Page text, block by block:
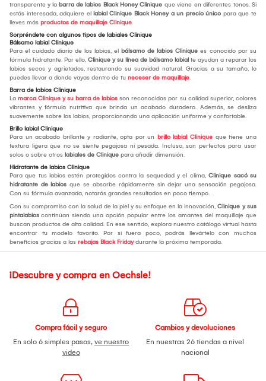
transparente y la barra de labios Black Honey Clinique que viene en diferentes tonos. Si
estás interesada, adquiere el labial Clinique Black Honey a un precio único para que te
lleves más productos de maquillaje Clinique.
Sorpréndete con algunos tipos de labiales Clinique
Bálsamo labial Clinique
Para el cuidado diario de los labios, el bálsamo de labios Clinique es conocido por su
fórmula hidratante. Por ello, Clinique y su línea de bálsamo labial te ayudan a reparar los
labios secos y agrietados, restaurando su suavidad natural. Gracias a su tamaño, lo
puedes llevar a donde vayas dentro de tu neceser de maquillaje.
Barra de labios Clinique
La marca Clinique y su barra de labios son reconocidas por su calidad superior, colores
vibrantes y fórmula nutritiva que brinda un acabado duradero. Además, se desliza
suavemente sobre los labios, proporcionando una aplicación uniforme y confortable.
Brillo labial Clinique
Para un acabado brillante y radiante, opta por un brillo labial Clinique que tiene una
textura ligera que no se siente pegajosa ni pesada. Incluso, son perfectos para usar
solos o sobre otros labiales de Clinique para añadir dimensión.
Hidratante de labios Clinique
Para que tus labios estén protegidos contra la sequedad y el clima, Clinique sacó su
hidratante de labios que se absorbe rápidamente sin dejar una sensación pegajosa.
Con su fórmula avanzada, notarás grandes resultados en poco tiempo.
Con su compromiso con la salud de la piel y su enfoque en la innovación, Clinique y sus
pintalabios continúan siendo una opción popular entre los amantes del maquillaje que
buscan productos de alta calidad. En ese sentido, explora nuestro catálogo virtual hasta
encontrar tu modelo favorito. Por si fuera poco, podrás llevártelo con muchos
beneficios gracias a las rebajas Black Fridaydurante la próxima temporada.
¡Descubre y compra en Oechsle!
Compra fácil y seguro
En solo 6 simples pasos, ve nuestro
video
Cambios y devoluciones
En nuestras 26 tiendas a nivel
nacional